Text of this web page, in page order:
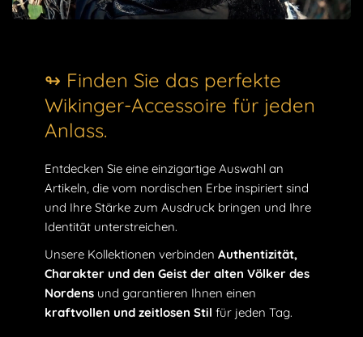
↬ Finden Sie das perfekte
Wikinger-Accessoire für jeden
Anlass.
Entdecken Sie eine einzigartige Auswahl an
Artikeln, die vom nordischen Erbe inspiriert sind
und Ihre Stärke zum Ausdruck bringen und Ihre
Identität unterstreichen.
Unsere Kollektionen verbinden Authentizität,
Charakter und den Geist der alten Völker des
Nordens und garantieren Ihnen einen
kraftvollen und zeitlosen Stil für jeden Tag.